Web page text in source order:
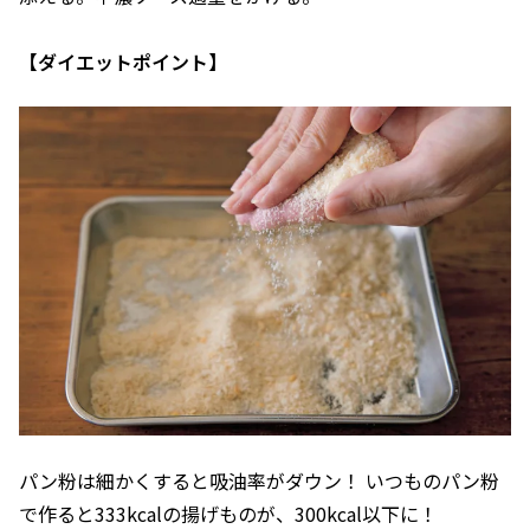
【ダイエットポイント】
パン粉は細かくすると吸油率がダウン！ いつものパン粉
で作ると333kcalの揚げものが、300kcal以下に！